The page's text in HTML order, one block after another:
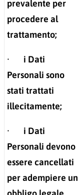
prevalente per
procedere al
trattamento;
· i Dati
Personali sono
stati trattati
illecitamente;
· i Dati
Personali devono
essere cancellati
per adempiere un